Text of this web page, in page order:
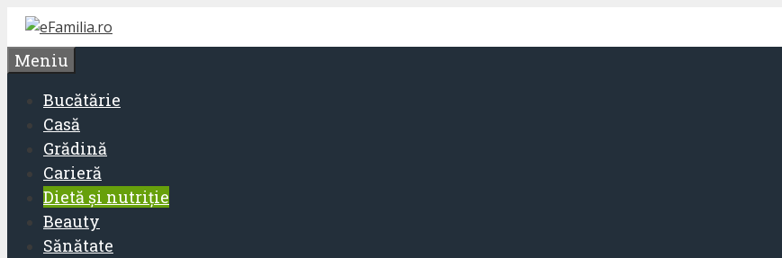
Sari
conținut
Meniu
Bucătărie
Casă
Grădină
Carieră
Dietă și nutriție
Beauty
Sănătate